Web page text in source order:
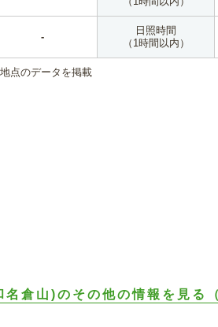
-
日照時間
（1時間以内）
点のデータを掲載
名倉山)のその他の情報を見る